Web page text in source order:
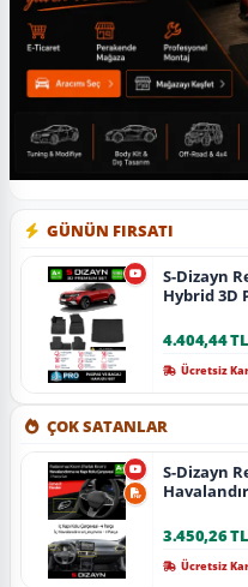
GÜNÜN FIRSATI
S-Dizayn
Hybrid 3D
Üzeri A+
4.404,44 TL
Ücretsiz
ÇOK SATANLAR
S-Dizayn
Krom) A+
3.450,26 TL
Ücretsiz